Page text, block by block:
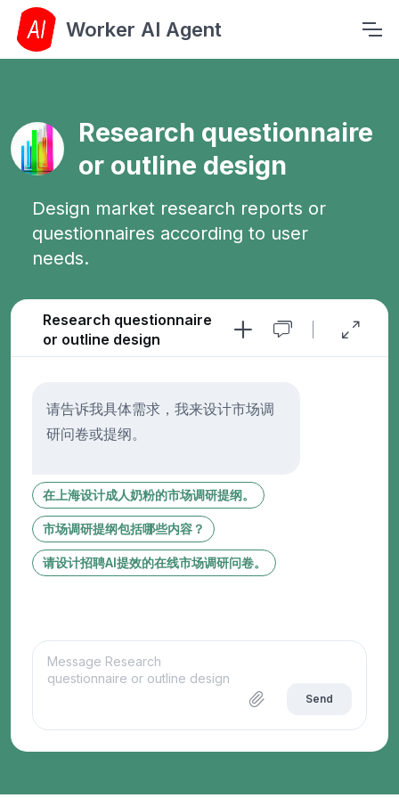
Worker AI Agent
Research questionnaire
or outline design
Design market research reports or
questionnaires according to user
needs.
Research questionnaire
or outline design
请告诉我具体需求，我来设计市场调
研问卷或提纲。
在上海设计成人奶粉的市场调研提纲。
市场调研提纲包括哪些内容？
请设计招聘AI提效的在线市场调研问卷。
Send